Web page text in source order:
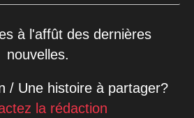
à l'affût des dernières
nouvelles.
/ Une histoire à partager?
la rédaction